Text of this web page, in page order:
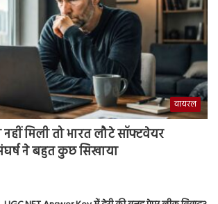
वायरल
मिली तो भारत लौटे सॉफ्टवेयर
ने बहुत कुछ सिखाया